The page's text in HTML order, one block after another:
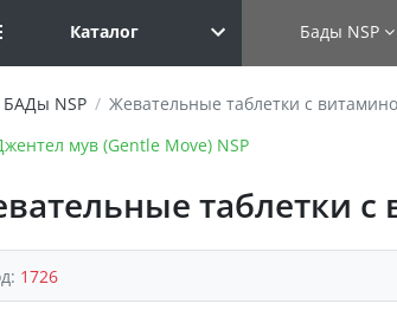
Каталог Бады NSP
БАДы NSP
Жевательные таблетки с
мув (Gentle Move) NSP
таблетки с
1726